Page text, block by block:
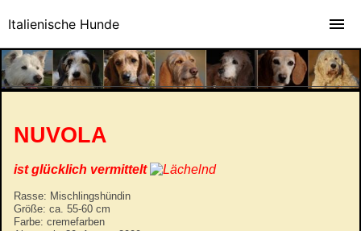
NUVOLA
ist glücklich vermittelt
Rasse: Mischlingshündin
Größe: ca. 55-60 cm
Farbe: cremefarben
Italienische Hunde